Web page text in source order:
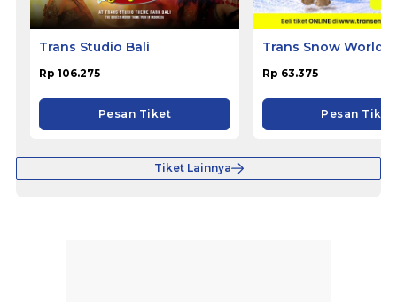
Trans Studio Bali
Rp 106.275
Pesan Tiket
Trans Snow World
Rp 63.375
Pesan Tiket
Tiket Lainnya